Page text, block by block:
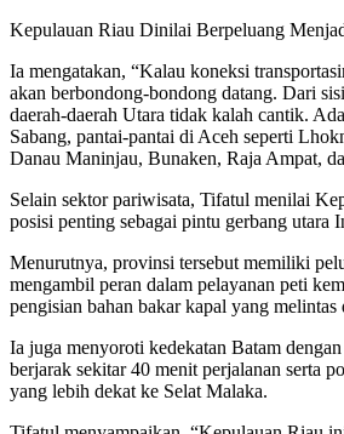
Kepulauan Riau Dinilai Berpeluang
Ia mengatakan, “Kalau koneksi
akan berbondong-bondong datang. Dari
daerah-daerah Utara tidak kalah cantik.
Sabang, pantai-pantai di Aceh seperti
Danau Maninjau, Bunaken, Raja Ampat,
Selain sektor pariwisata, Tifatul menilai
posisi penting sebagai pintu gerbang utara
Menurutnya, provinsi tersebut memiliki
mengambil peran dalam pelayanan peti
pengisian bahan bakar kapal yang melintas
Ia juga menyoroti kedekatan Batam
berjarak sekitar 40 menit perjalanan serta
yang lebih dekat ke Selat Malaka.